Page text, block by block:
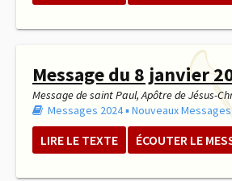
Message du 8 janvier
Message de saint Paul, Apôtre de Jésus-
Messages 2024▪︎Nouveaux Messages
LIRE LE TEXTE ÉCOUTER LE